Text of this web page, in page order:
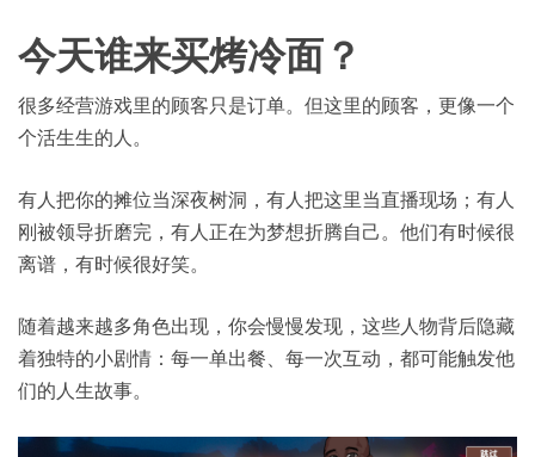
今天谁来买烤冷面？
很多经营游戏里的顾客只是订单。但这里的顾客，更像一个
个活生生的人。
有人把你的摊位当深夜树洞，有人把这里当直播现场；有人
刚被领导折磨完，有人正在为梦想折腾自己。他们有时候很
离谱，有时候很好笑。
随着越来越多角色出现，你会慢慢发现，这些人物背后隐藏
着独特的小剧情：每一单出餐、每一次互动，都可能触发他
们的人生故事。